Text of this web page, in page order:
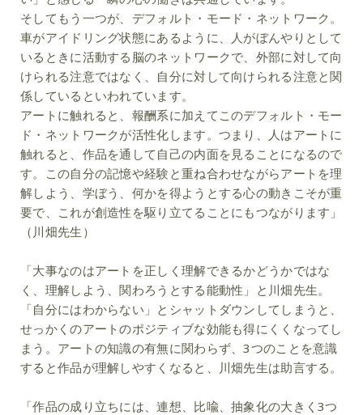
そしてもう一つが、デフォルト・モード・ネットワーク。
車がアイドリング状態にあるように、人がぼんやりとして
いるときに活動する脳のネットワークで、外部に対して向
けられる注意ではなく、自分に対して向けられる注意と関
係しているといわれています。
アートに触れると、報酬系に加えてこのデフォルト・モー
ド・ネットワークが活性化します。つまり、人はアートに
触れると、作品を通して自己の内面を見ることになるので
す。この自分の記憶や経験と重ね合わせながらアートを理
解しよう、学ぼう、何かを得ようとする心の動きこそが重
要で、これが創造性を駆り立てることにもつながります」
（川畑先生）
「大事なのはアートを正しく理解できるかどうかではな
く、理解しよう、関わろうとする能動性」と川畑先生。
「自分にはわからない」とシャットダウンしてしまうと、
せっかくのアートのポジティブな効能も得にくくなってし
まう。アートの知識の有無に関わらず、3つのことを意識
すると作品が理解しやすくなると、川畑先生は助言する。
「作品の成り立ちには、連想、比喩、抽象化の大きく3つ